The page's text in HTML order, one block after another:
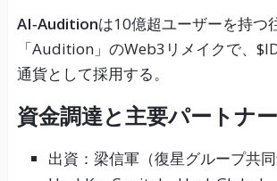
AI‑Auditionは10億超ユーザーを持つ
「Audition」のWeb3リメイクで、
通貨として採用する。
資金調達と主要パートナー
出資：梁信軍（復星グループ共同